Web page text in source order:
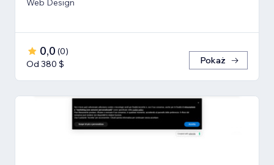
Web Design
0,0 (0)
Od 380 $
Pokaż